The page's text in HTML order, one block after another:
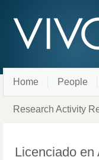
Home People
Research Activity
Licenciado